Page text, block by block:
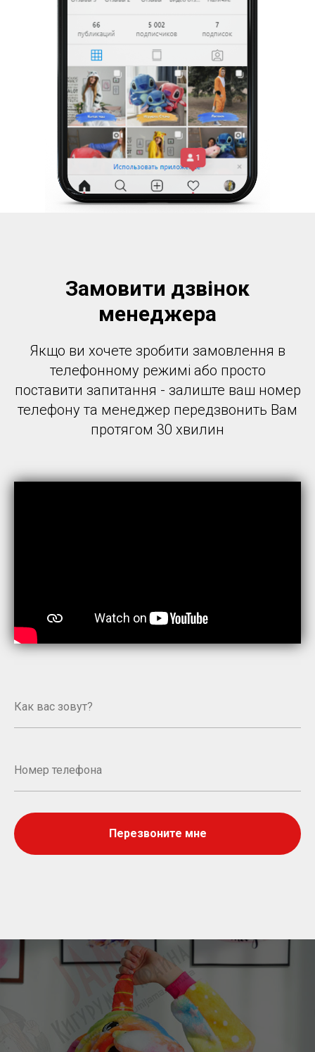
Замовити дзвінок
менеджера
Якщо ви хочете зробити замовлення в
телефонному режимі або просто
поставити запитання - залиште ваш номер
телефону та менеджер передзвонить Вам
протягом 30 хвилин
Перезвоните мне